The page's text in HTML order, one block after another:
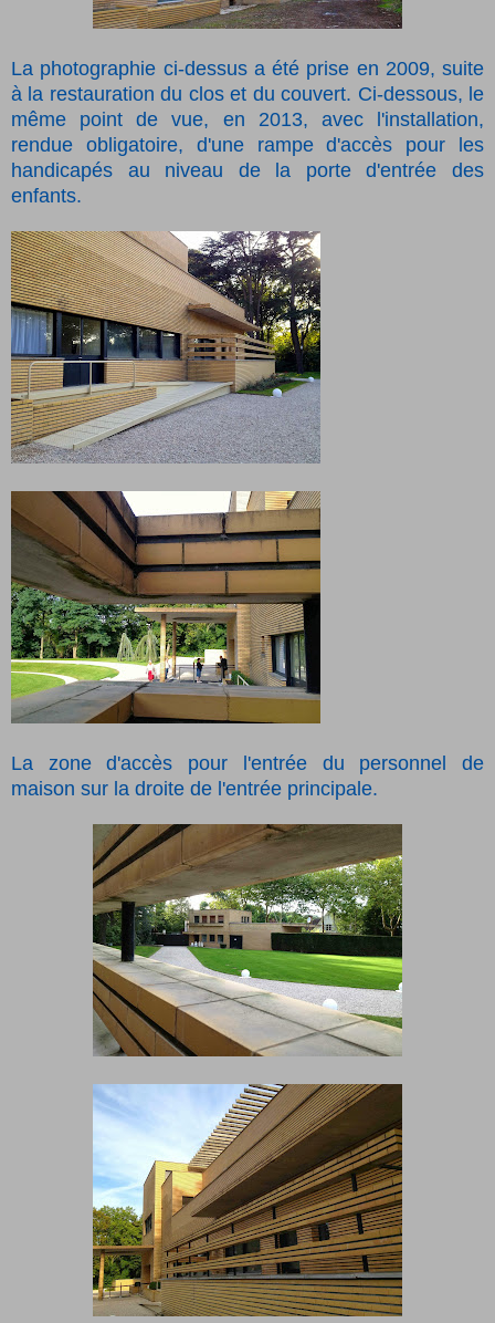
La photographie ci-dessus a été prise en 2009, suite
à la restauration du clos et du couvert. Ci-dessous, le
même point de vue, en 2013, avec l'installation,
rendue obligatoire, d'une rampe d'accès pour les
handicapés au niveau de la porte d'entrée des
enfants.
La zone d'accès pour l'entrée du personnel de
maison sur la droite de l'entrée principale.